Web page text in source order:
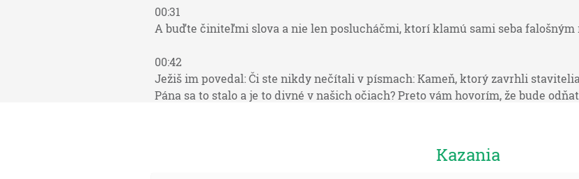
00:31
A buďte činiteľmi slova a nie len poslucháčmi, ktorí klamú sami seba falošným
00:42
Ježiš im povedal: Či ste nikdy nečítali v písmach: Kameň, ktorý zavrhli
Pána sa to stalo a je to divné v našich očiach? Preto vám hovorím, že bude
Ja som Alfa i Omega, počiatok i koniec, hovorí Pán, Bôh, ktorý je a ktorý bol a
Kazania